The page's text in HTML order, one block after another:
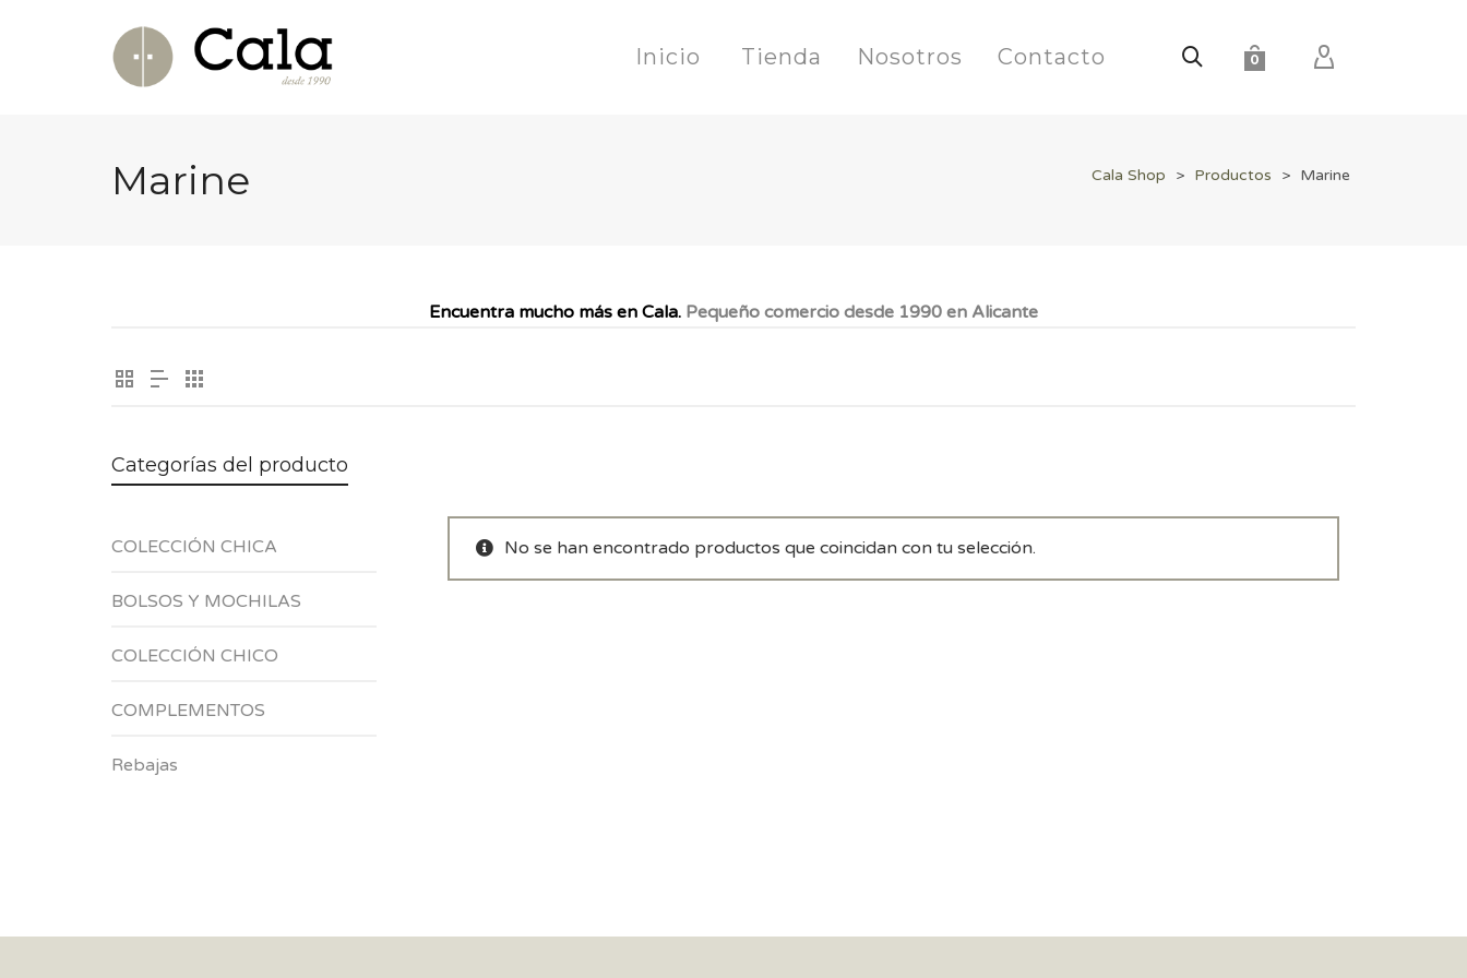
0
Inicio Tienda Nosotros Contacto
Marine Cala Shop > Productos > Marine
Encuentra mucho más en Cala. Pequeño comercio desde 1990 en Alicante
No se han encontrado productos que coincidan con tu selección.
Categorías del producto
COLECCIÓN CHICA
BOLSOS Y MOCHILAS
COLECCIÓN CHICO
COMPLEMENTOS
Rebajas